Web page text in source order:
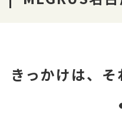
きっかけは、そ